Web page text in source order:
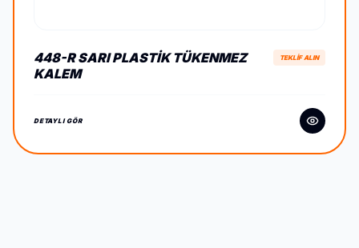
448-R SARI PLASTIK TÜKENMEZ
KALEM
TEKLİF ALIN
DETAYLI GÖR